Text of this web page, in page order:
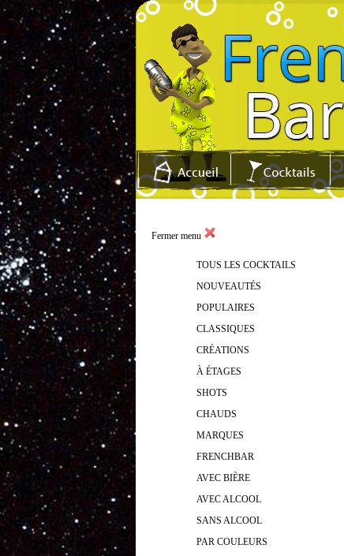
Fermer menu
TOUS LES COCKTAILS
NOUVEAUTÉS
POPULAIRES
CLASSIQUES
CRÉATIONS
À ÉTAGES
SHOTS
CHAUDS
MARQUES
FRENCHBAR
AVEC BIÈRE
AVEC ALCOOL
SANS ALCOOL
PAR COULEURS